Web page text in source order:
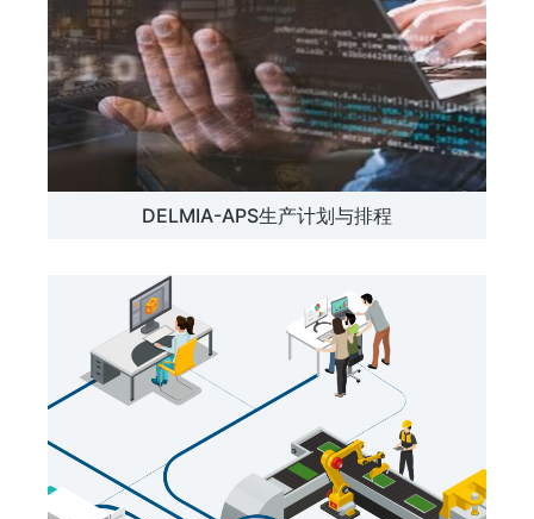
DELMIA-APS生产计划与排程